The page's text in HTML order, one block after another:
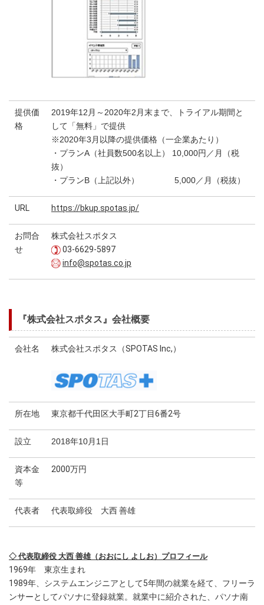
提供価
格
2019年12月～2020年2月末まで、トライアル期間と
して「無料」で提供
※2020年3月以降の提供価格（一企業あたり）
・プランA（社員数500名以上） 10,000円／月（税
抜）
・プランB（上記以外） 5,000／月（税抜）
URL https://bkup.spotas.jp/
お問合
せ
株式会社スポタス
03-6629-5897
info@spotas.co.jp
『株式会社スポタス』会社概要
会社名 株式会社スポタス（SPOTAS Inc,）
所在地 東京都千代田区大手町2丁目6番2号
設立 2018年10月1日
資本金
等
2000万円
代表者 代表取締役 大西 善雄
◇ 代表取締役 大西 善雄（おおにし よしお）プロフィール
1969年 東京生まれ
1989年、システムエンジニアとして5年間の就業を経て、フリーラ
ンサーとしてパソナに登録就業。就業中に紹介された、パソナ南